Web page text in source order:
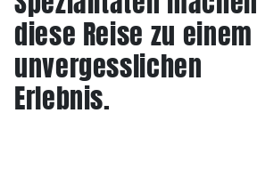
diese Reise zu einem
unvergesslichen
Erlebnis.